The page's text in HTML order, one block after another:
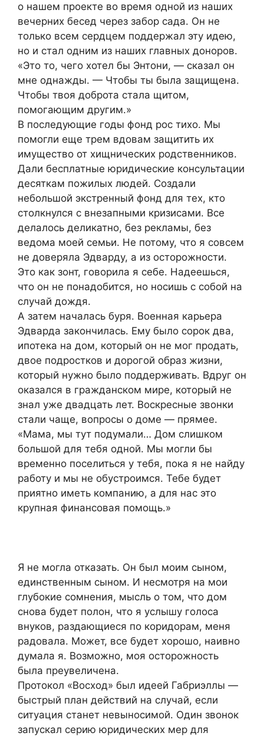
о нашем проекте во время одной из наших
вечерних бесед через забор сада. Он не
только всем сердцем поддержал эту идею,
но и стал одним из наших главных доноров.
«Это то, чего хотел бы Энтони, — сказал он
мне однажды. — Чтобы ты была защищена.
Чтобы твоя доброта стала щитом,
помогающим другим.»
В последующие годы фонд рос тихо. Мы
помогли еще трем вдовам защитить их
имущество от хищнических родственников.
Дали бесплатные юридические консультации
десяткам пожилых людей. Создали
небольшой экстренный фонд для тех, кто
столкнулся с внезапными кризисами. Все
делалось деликатно, без рекламы, без
ведома моей семьи. Не потому, что я совсем
не доверяла Эдварду, а из осторожности.
Это как зонт, говорила я себе. Надеешься,
что он не понадобится, но носишь с собой на
случай дождя.
А затем началась буря. Военная карьера
Эдварда закончилась. Ему было сорок два,
ипотека на дом, который он не мог продать,
двое подростков и дорогой образ жизни,
который нужно было поддерживать. Вдруг он
оказался в гражданском мире, который не
знал уже двадцать лет. Воскресные звонки
стали чаще, вопросы о доме — прямее.
«Мама, мы тут подумали… Дом слишком
большой для тебя одной. Мы могли бы
временно поселиться у тебя, пока я не найду
работу и мы не обустроимся. Тебе будет
приятно иметь компанию, а для нас это
крупная финансовая помощь.»
Я не могла отказать. Он был моим сыном,
единственным сыном. И несмотря на мои
глубокие сомнения, мысль о том, что дом
снова будет полон, что я услышу голоса
внуков, раздающиеся по коридорам, меня
радовала. Может, все будет хорошо, наивно
думала я. Возможно, моя осторожность
была преувеличена.
Протокол «Восход» был идеей Габриэллы —
быстрый план действий на случай, если
ситуация станет невыносимой. Один звонок
запускал серию юридических мер для